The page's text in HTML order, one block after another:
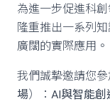
為進一步促進科
隆重推出一系列
廣闊的實際應用。
我們誠摯邀請您
場）： AI與智能創